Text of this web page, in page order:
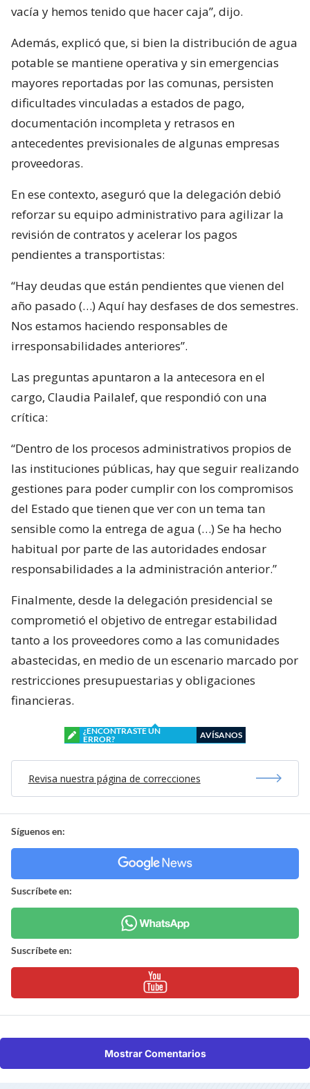
vacía y hemos tenido que hacer caja”, dijo.
Además, explicó que, si bien la distribución de agua
potable se mantiene operativa y sin emergencias
mayores reportadas por las comunas, persisten
dificultades vinculadas a estados de pago,
documentación incompleta y retrasos en
antecedentes previsionales de algunas empresas
proveedoras.
En ese contexto, aseguró que la delegación debió
reforzar su equipo administrativo para agilizar la
revisión de contratos y acelerar los pagos
pendientes a transportistas:
“Hay deudas que están pendientes que vienen del
año pasado (…) Aquí hay desfases de dos semestres.
Nos estamos haciendo responsables de
irresponsabilidades anteriores”.
Las preguntas apuntaron a la antecesora en el
cargo, Claudia Pailalef, que respondió con una
crítica:
“Dentro de los procesos administrativos propios de
las instituciones públicas, hay que seguir realizando
gestiones para poder cumplir con los compromisos
del Estado que tienen que ver con un tema tan
sensible como la entrega de agua (…) Se ha hecho
habitual por parte de las autoridades endosar
responsabilidades a la administración anterior.”
Finalmente, desde la delegación presidencial se
comprometió el objetivo de entregar estabilidad
tanto a los proveedores como a las comunidades
abastecidas, en medio de un escenario marcado por
restricciones presupuestarias y obligaciones
financieras.
¿ENCONTRASTE UN
ERROR?
AVÍSANOS
Revisa nuestra página de correcciones
Síguenos en:
Suscríbete en:
Suscríbete en:
Mostrar Comentarios